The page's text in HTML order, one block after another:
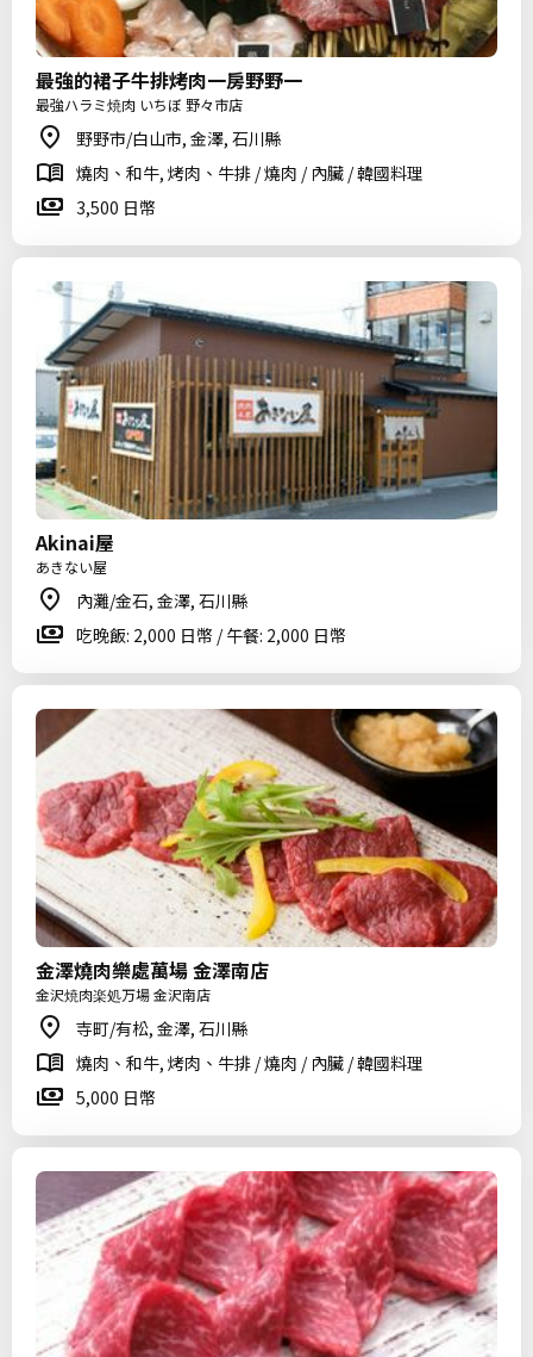
最強的裙子牛排烤肉一房野野一
最強ハラミ焼肉 いちぼ 野々市店
野野市/白山市, 金澤, 石川縣
燒肉、和牛, 烤肉、牛排 / 燒肉 / 內臟 / 韓國料理
3,500 日幣
Akinai屋
あきない屋
內灘/金石, 金澤, 石川縣
吃晚飯: 2,000 日幣 / 午餐: 2,000 日幣
金澤燒肉樂處萬場 金澤南店
金沢焼肉楽処万場 金沢南店
寺町/有松, 金澤, 石川縣
燒肉、和牛, 烤肉、牛排 / 燒肉 / 內臟 / 韓國料理
5,000 日幣